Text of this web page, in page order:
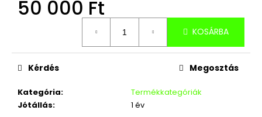
50 000 Ft
KOSÁRBA
Kategória:
Termékkategóriák
Jótállás: 1 év
Kérdés Megosztás